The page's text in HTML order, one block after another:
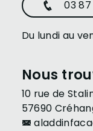
03 87
Du lundi au
Nous
10 rue de
57690